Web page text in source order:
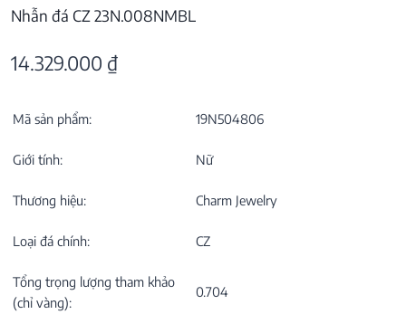
Nhẫn đá CZ 23N.008NMBL
14.329.000 ₫
Mã sản phẩm: 19N504806
Giới tính: Nữ
Thương hiệu: Charm Jewelry
Loại đá chính: CZ
Tổng trọng lượng tham khảo
(chỉ vàng):
0.704